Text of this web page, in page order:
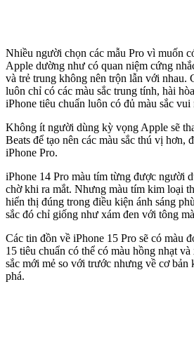
Nhiều người chọn các mẫu Pro vì muốn
Apple dường như có quan niệm cứng
và trẻ trung không nên trộn lẫn với nhau.
luôn chỉ có các màu sắc trung tính, hài
iPhone tiêu chuẩn luôn có đủ màu sắc vui
Không ít người dùng kỳ vọng Apple sẽ
Beats để tạo nên các màu sắc thú vị hơn,
iPhone Pro.
iPhone 14 Pro màu tím từng được người
chờ khi ra mắt. Nhưng màu tím kim loại
hiển thị đúng trong điều kiện ánh sáng
sắc đó chỉ giống như xám đen với tông
Các tin đồn về iPhone 15 Pro sẽ có màu
15 tiêu chuẩn có thể có màu hồng nhạt
sắc mới mẻ so với trước nhưng về cơ bản
phá.